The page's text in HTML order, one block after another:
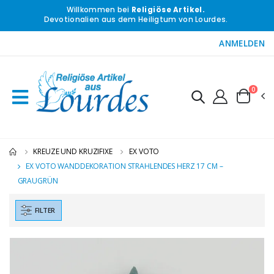
Willkommen bei Religiöse Artikel.
Devotionalien aus dem Heiligtum von Lourdes.
ANMELDEN
0
KREUZE UND KRUZIFIXE
EX VOTO
EX VOTO WANDDEKORATION STRAHLENDES HERZ 17 CM –
GRAUGRÜN
FILTER